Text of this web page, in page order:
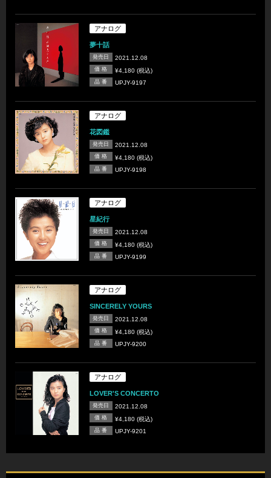
アナログ
夢十話
発売日 2021.12.08
価 格 ¥4,180 (税込)
品 番 UPJY-9197
アナログ
花図鑑
発売日 2021.12.08
価 格 ¥4,180 (税込)
品 番 UPJY-9198
アナログ
星紀行
発売日 2021.12.08
価 格 ¥4,180 (税込)
品 番 UPJY-9199
アナログ
SINCERELY YOURS
発売日 2021.12.08
価 格 ¥4,180 (税込)
品 番 UPJY-9200
アナログ
LOVER'S CONCERTO
発売日 2021.12.08
価 格 ¥4,180 (税込)
品 番 UPJY-9201